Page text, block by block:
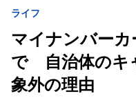
ライフ
マイナンバー
で 自治体のキ
象外の理由